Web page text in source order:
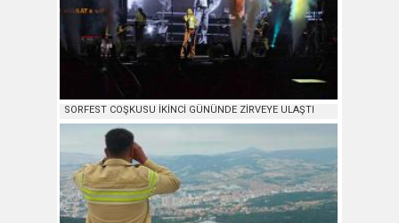
SORFEST COŞKUSU İKİNCİ GÜNÜNDE ZİRVEYE ULAŞTI